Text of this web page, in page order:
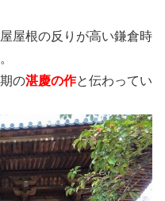
屋根の反りが高い鎌倉時
の湛慶の作と伝わってい